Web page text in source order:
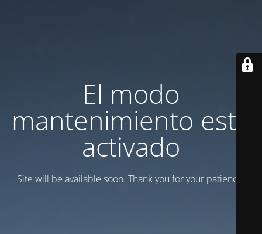
El modo
mantenimiento está
activado
Site will be available soon. Thank you for your patience!